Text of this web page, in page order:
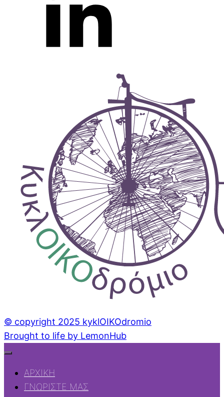
© copyright 2025 kyklOIKOdromio
Brought to life by LemonHub
ΑΡΧΙΚΗ
ΓΝΩΡΙΣΤΕ ΜΑΣ